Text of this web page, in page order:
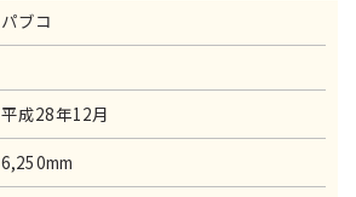
パブコ
平成28年12月
6,250mm